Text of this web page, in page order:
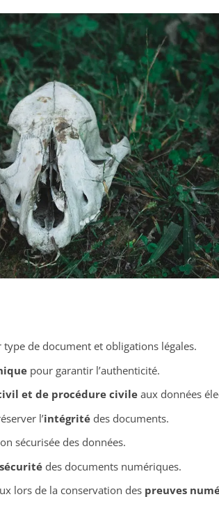
type de document et obligations légales.
pour garantir l’authenticité.
et de procédure civileaux données
l’intégritédes documents.
sécurisée des données.
sécuritédes documents numériques.
lors de la conservation des preuves